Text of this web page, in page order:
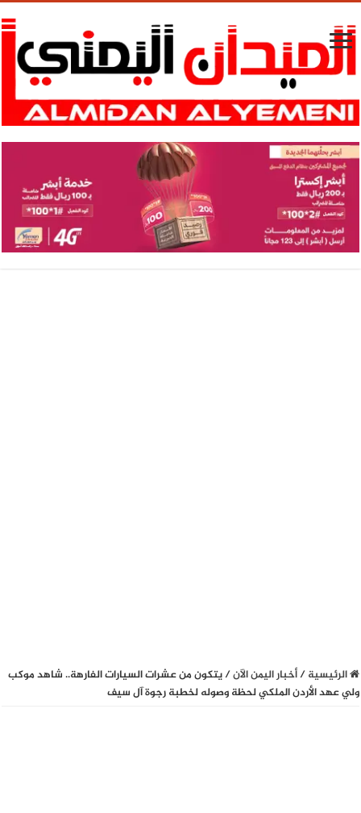
الرئيسية / أخبار اليمن الآن / يتكون من عشرات السيارات الفارهة.. شاهد موكب
ولي عهد الأردن الملكي لحظة وصوله لخطبة رجوة آل سيف